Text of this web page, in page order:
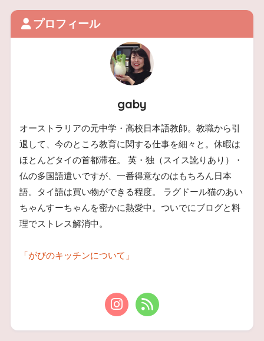
プロフィール
gaby
オーストラリアの元中学・高校日本語教師。教職から引
退して、今のところ教育に関する仕事を細々と。休暇は
ほとんどタイの首都滞在。 英・独（スイス訛りあり）・
仏の多国語遣いですが、一番得意なのはもちろん日本
語。タイ語は買い物ができる程度。 ラグドール猫のあい
ちゃんすーちゃんを密かに熱愛中。ついでにブログと料
理でストレス解消中。
「がびのキッチンについて」